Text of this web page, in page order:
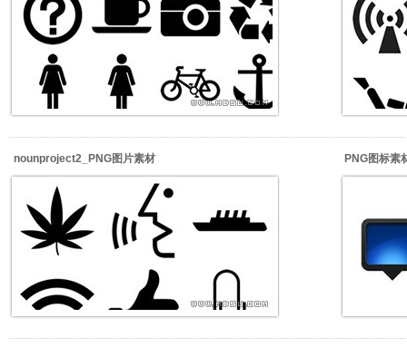
nounproject2_PNG图片素材 PNG图标素